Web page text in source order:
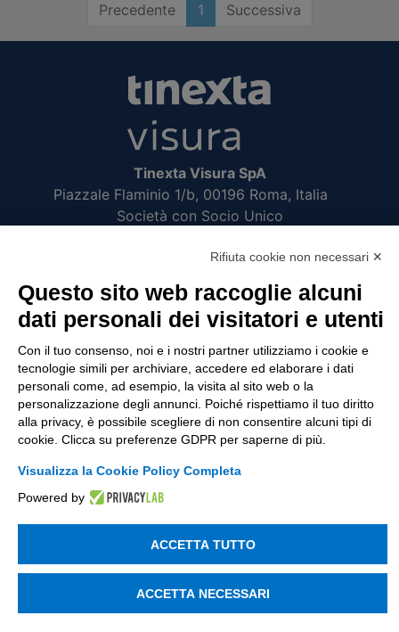
Precedente 1 Successiva
Tinexta Visura SpA
Piazzale Flaminio 1/b, 00196 Roma, Italia
Società con Socio Unico
di Tinexta SpA
UTILITÀ
Recupero Password
Verifica attestato di presenza
POLICIES AND TERMS
Informativa cookie
© 2003 - 2026 Tinexta Visura S.p.A.
Rifiuta cookie non necessari ✕
Questo sito web raccoglie alcuni
dati personali dei visitatori e utenti
Con il tuo consenso, noi e i nostri partner utilizziamo i cookie e
tecnologie simili per archiviare, accedere ed elaborare i dati
personali come, ad esempio, la visita al sito web o la
personalizzazione degli annunci. Poiché rispettiamo il tuo diritto
alla privacy, è possibile scegliere di non consentire alcuni tipi di
cookie. Clicca su preferenze GDPR per saperne di più.
Visualizza la Cookie Policy Completa
Powered by
ACCETTA TUTTO
ACCETTA NECESSARI